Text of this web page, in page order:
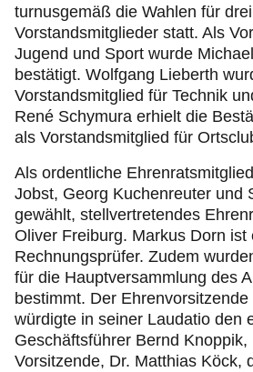
turnusgemäß die Wahlen für drei
Vorstandsmitglieder statt. Als
Jugend und Sport wurde
bestätigt. Wolfgang Lieberth
Vorstandsmitglied für Technik
René Schymura erhielt die
als Vorstandsmitglied für
Als ordentliche
Jobst, Georg Kuchenreuter und
gewählt, stellvertretendes
Oliver Freiburg. Markus Dorn ist
Rechnungsprüfer. Zudem
für die Hauptversammlung des
bestimmt. Der
würdigte in seiner Laudatio den
Geschäftsführer Bernd
Vorsitzende, Dr. Matthias Köck,